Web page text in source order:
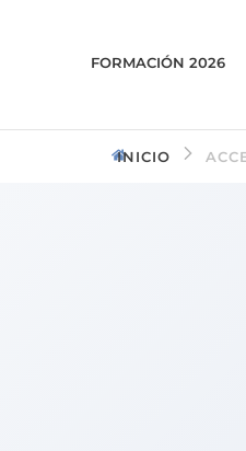
FORMACIÓN 2026
INICIO